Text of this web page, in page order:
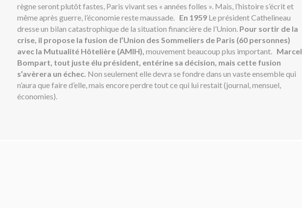
règne seront plutôt fastes, Paris vivant ses « années folles ». Mais, l’histoire s’écrit et
même après guerre, l’économie reste maussade. En 1959 Le président Cathelineau
dresse un bilan catastrophique de la situation financière de l’Union. Pour sortir de la
crise, il propose la fusion de l’Union des Sommeliers de Paris (60 personnes)
avec la Mutualité Hôtelière (AMIH), mouvement beaucoup plus important. Marcel
Bompart, tout juste élu président, entérine sa décision, mais cette fusion
s’avèrera un échec. Non seulement elle devra se fondre dans un vaste ensemble qui
n’aura que faire d’elle, mais encore perdre tout ce qui lui restait (journal, mensuel,
économies).